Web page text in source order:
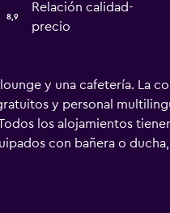
8,9
Relación calidad-
precio
y una cafetería. La
y personal
los alojamientos
con bañera o
gratis con una velocidad
(pueden existir